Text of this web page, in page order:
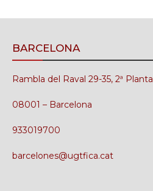
BARCELONA
Rambla del Raval 29-35, 2ª Planta
08001 – Barcelona
933019700
barcelones@ugtfica.cat